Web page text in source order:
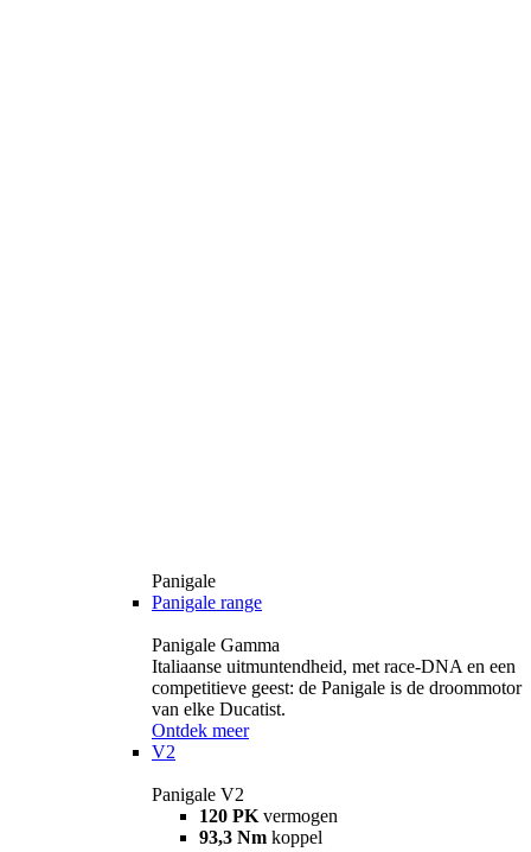
Panigale
Panigale range
Panigale Gamma
Italiaanse uitmuntendheid, met race-DNA en een
competitieve geest: de Panigale is de droommotor
van elke Ducatist.
Ontdek meer
V2
Panigale V2
120 PK vermogen
93,3 Nm koppel